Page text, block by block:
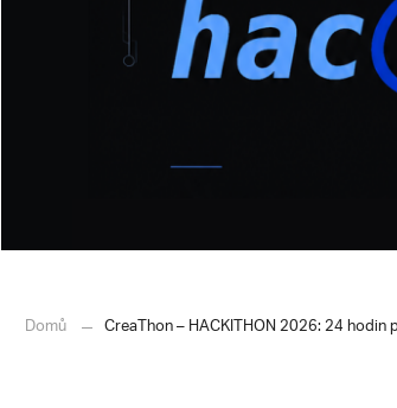
Domů CreaThon – HACKITHON 2026: 24